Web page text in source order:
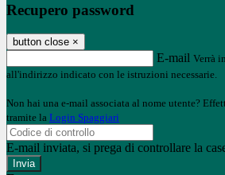
Recupero password
button close ×
E-mail Verrà
all'indirizzo indicato con le istruzioni necessarie.
Non hai una e-mail associata al nome utente?
tramite la Login Spaggiari
E-mail inviata, si prega di controllare la